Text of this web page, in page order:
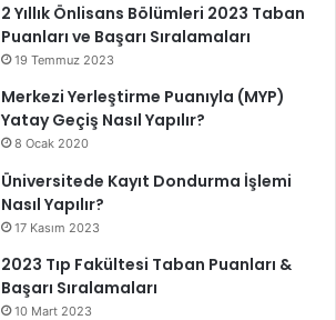
2 Yıllık Önlisans Bölümleri 2023 Taban
Puanları ve Başarı Sıralamaları
19 Temmuz 2023
Merkezi Yerleştirme Puanıyla (MYP)
Yatay Geçiş Nasıl Yapılır?
8 Ocak 2020
Üniversitede Kayıt Dondurma İşlemi
Nasıl Yapılır?
17 Kasım 2023
2023 Tıp Fakültesi Taban Puanları &
Başarı Sıralamaları
10 Mart 2023